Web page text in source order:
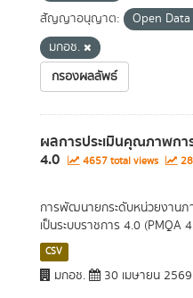
สัญญาอนุญาต:
Open
มกอช.
กรองผลลัพธ์
ผลการประเมินคุณภาพกา
4.0 4657 total views
การพัฒนายกระดับหน่วยงานภ
เป็นระบบราชการ 4.0 (PMQA
CSV
มกอช. 30 เมษายน 2569